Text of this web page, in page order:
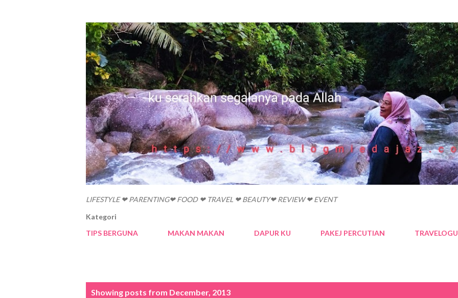
LIFESTYLE ❤ PARENTING❤ FOOD ❤ TRAVEL ❤ BEAUTY❤ REVIEW ❤ EVENT
Kategori
TIPS BERGUNA
MAKAN MAKAN DAPUR KU PAKEJ PERCUTIAN
Showing posts from December, 2013